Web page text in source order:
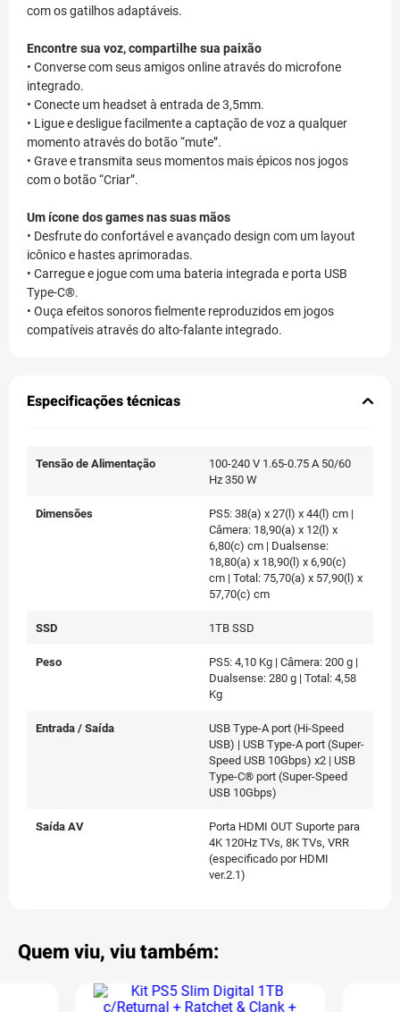
com os gatilhos adaptáveis.
Encontre sua voz, compartilhe sua paixão
• Converse com seus amigos online através do microfone
integrado.
• Conecte um headset à entrada de 3,5mm.
• Ligue e desligue facilmente a captação de voz a qualquer
momento através do botão “mute”.
• Grave e transmita seus momentos mais épicos nos jogos
com o botão “Criar”.
Um ícone dos games nas suas mãos
• Desfrute do confortável e avançado design com um layout
icônico e hastes aprimoradas.
• Carregue e jogue com uma bateria integrada e porta USB
Type-C®.
• Ouça efeitos sonoros fielmente reproduzidos em jogos
compatíveis através do alto-falante integrado.
Especificações técnicas
Tensão de Alimentação
100-240 V 1.65-0.75 A 50/60
Hz 350 W
Dimensões
PS5: 38(a) x 27(l) x 44(l) cm |
Câmera: 18,90(a) x 12(l) x
6,80(c) cm | Dualsense:
18,80(a) x 18,90(l) x 6,90(c)
cm | Total: 75,70(a) x 57,90(l) x
57,70(c) cm
SSD 1TB SSD
Peso
PS5: 4,10 Kg | Câmera: 200 g |
Dualsense: 280 g | Total: 4,58
Kg
Entrada / Saída
USB Type-A port (Hi-Speed
USB) | USB Type-A port (Super-
Speed USB 10Gbps) x2 | USB
Type-C® port (Super-Speed
USB 10Gbps)
Saída AV
Porta HDMI OUT Suporte para
4K 120Hz TVs, 8K TVs, VRR
(especificado por HDMI
ver.2.1)
Quem viu, viu também: